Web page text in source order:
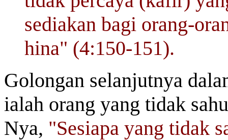
sediakan bagi orang-
hina" (4:150-151).
Golongan selanjutnya
ialah orang yang tidak
Nya, "Sesiapa yang tidak